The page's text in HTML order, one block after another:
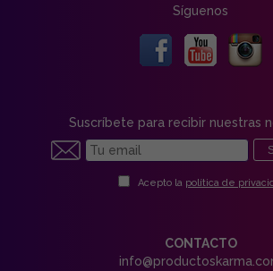
Síguenos
Suscríbete para recibir nuestras
Acepto la política de
CONTACTO